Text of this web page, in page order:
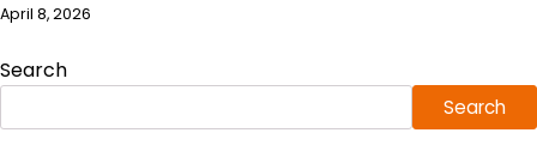
April 8, 2026
Search
Search